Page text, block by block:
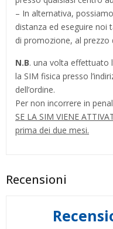
– In alternativa,
distanza ed eseguire noi
di promozione, al prezzo
N.B. una volta effettuato
la SIM fisica presso
dell’ordine.
Per non incorrere in
SE LA SIM VIENE
prima dei due mesi.
Recensioni